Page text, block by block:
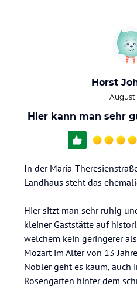
Horst
August
Hier kann man sehr
In der Maria-
Landhaus steht das
Hier sitzt man sehr ruhig
kleiner Gaststätte auf
welchem kein geringerer
Mozart im Alter von 13
Nobler geht es kaum, auch
Rosengarten hinter dem